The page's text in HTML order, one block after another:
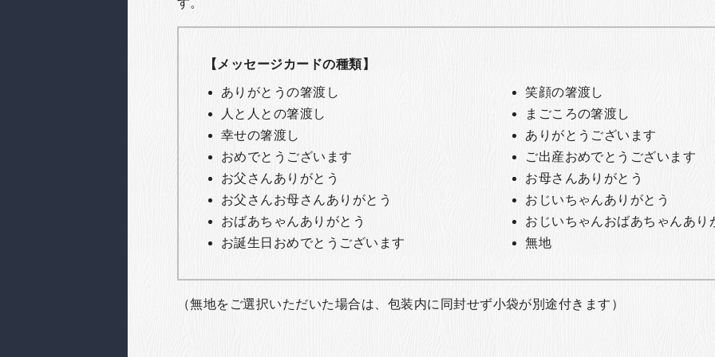
【メッセージカードの種類】
ありがとうの箸渡し
笑顔の箸渡し
人と人との箸渡し
まごころの箸渡し
幸せの箸渡し
ありがとうございます
おめでとうございます
ご出産おめでとうございます
お父さんありがとう
お母さんありがとう
お父さんお母さんありがとう
おじいちゃんありがとう
おばあちゃんありがとう
おじいちゃんおばあちゃんあり
お誕生日おめでとうございます
無地
（無地をご選択いただいた場合は、包装内に同封せず小袋が別途付きます）